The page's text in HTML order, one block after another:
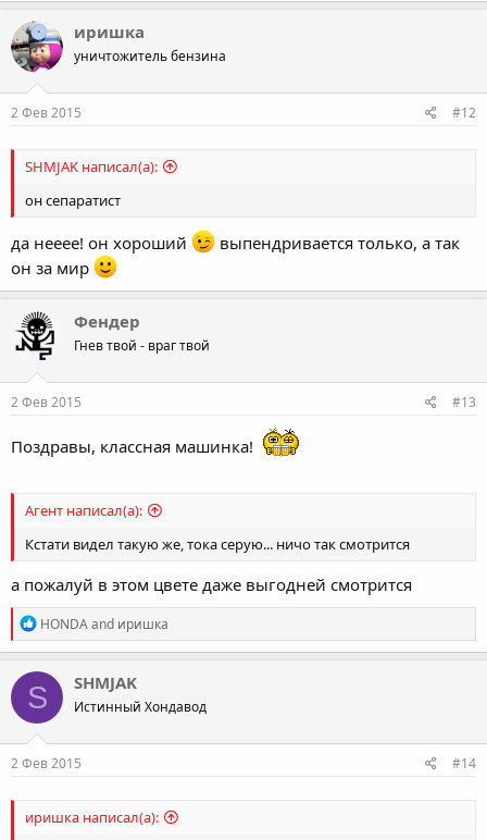
a
c
t
i
o
n
s
иришка
уничтожитель бензина
2 Фев 2015 #12
SHMJAK написал(а):
он сепаратист
да нееее! он хороший
выпендривается только, а так
он за мир
Фендер
Гнев твой - враг твой
2 Фев 2015 #13
Поздравы, классная машинка!
Агент написал(а):
Кстати видел такую же, тока серую... ничо так смотрится
а пожалуй в этом цвете даже выгодней смотрится
R
e
a
c
t
i
o
n
s
HONDAand иришка
S SHMJAK
Истинный Хондавод
2 Фев 2015 #14
иришка написал(а):